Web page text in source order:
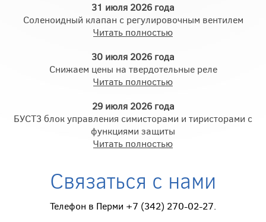
31 июля 2026 года
Соленоидный клапан с регулировочным вентилем
Читать полностью
30 июля 2026 года
Снижаем цены на твердотельные реле
Читать полностью
29 июля 2026 года
БУСТ3 блок управления симисторами и тиристорами с
функциями защиты
Читать полностью
Связаться с нами
Телефон в Перми +7 (342) 270-02-27.